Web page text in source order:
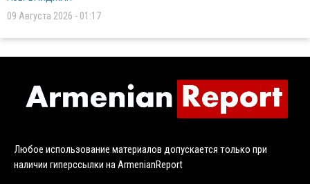
09 Августа 2026 - 01:17
Любое использование материалов допускается только при
наличии гиперссылки на ArmenianReport